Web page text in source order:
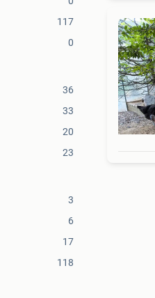
117
0
36
33
20
23
3
6
17
118